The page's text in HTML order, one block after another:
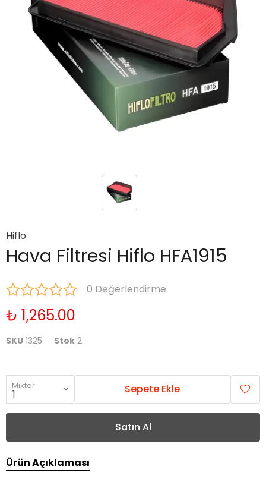
Hiflo
Hava Filtresi Hiflo HFA1915
0 Değerlendirme
₺ 1,265.00
SKU 1325 Stok 2
Miktar Sepete Ekle
Satın Al
Ürün Açıklaması